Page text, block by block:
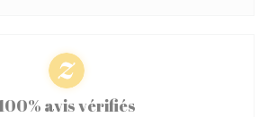
avis vérifiés